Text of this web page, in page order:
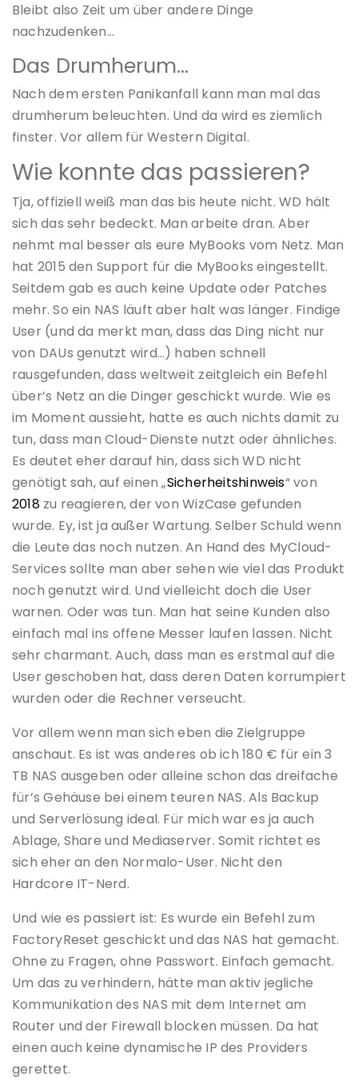
Bleibt also Zeit um über andere Dinge
nachzudenken…
Das Drumherum…
Nach dem ersten Panikanfall kann man mal das
drumherum beleuchten. Und da wird es ziemlich
finster. Vor allem für Western Digital.
Wie konnte das passieren?
Tja, offiziell weiß man das bis heute nicht. WD hält
sich das sehr bedeckt. Man arbeite dran. Aber
nehmt mal besser als eure MyBooks vom Netz. Man
hat 2015 den Support für die MyBooks eingestellt.
Seitdem gab es auch keine Update oder Patches
mehr. So ein NAS läuft aber halt was länger. Findige
User (und da merkt man, dass das Ding nicht nur
von DAUs genutzt wird…) haben schnell
rausgefunden, dass weltweit zeitgleich ein Befehl
über’s Netz an die Dinger geschickt wurde. Wie es
im Moment aussieht, hatte es auch nichts damit zu
tun, dass man Cloud-Dienste nutzt oder ähnliches.
Es deutet eher darauf hin, dass sich WD nicht
genötigt sah, auf einen „Sicherheitshinweis“ von
2018zu reagieren, der von WizCase gefunden
wurde. Ey, ist ja außer Wartung. Selber Schuld wenn
die Leute das noch nutzen. An Hand des MyCloud-
Services sollte man aber sehen wie viel das Produkt
noch genutzt wird. Und vielleicht doch die User
warnen. Oder was tun. Man hat seine Kunden also
einfach mal ins offene Messer laufen lassen. Nicht
sehr charmant. Auch, dass man es erstmal auf die
User geschoben hat, dass deren Daten korrumpiert
wurden oder die Rechner verseucht.
Vor allem wenn man sich eben die Zielgruppe
anschaut. Es ist was anderes ob ich 180 € für ein 3
TB NAS ausgeben oder alleine schon das dreifache
für’s Gehäuse bei einem teuren NAS. Als Backup
und Serverlösung ideal. Für mich war es ja auch
Ablage, Share und Mediaserver. Somit richtet es
sich eher an den Normalo-User. Nicht den
Hardcore IT-Nerd.
Und wie es passiert ist: Es wurde ein Befehl zum
FactoryReset geschickt und das NAS hat gemacht.
Ohne zu Fragen, ohne Passwort. Einfach gemacht.
Um das zu verhindern, hätte man aktiv jegliche
Kommunikation des NAS mit dem Internet am
Router und der Firewall blocken müssen. Da hat
einen auch keine dynamische IP des Providers
gerettet.